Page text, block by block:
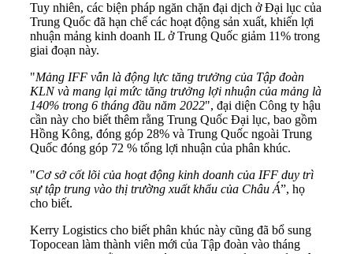
Tuy nhiên, các biện pháp ngăn chặn đại dịch ở Đại lục của
Trung Quốc đã hạn chế các hoạt động sản xuất, khiến lợi
nhuận mảng kinh doanh IL ở Trung Quốc giảm 11% trong
giai đoạn này.
"Mảng IFF vẫn là động lực tăng trưởng của Tập đoàn
KLN và mang lại mức tăng trưởng lợi nhuận của mảng là
140% trong 6 tháng đầu năm 2022", đại diện Công ty hậu
cần này cho biết thêm rằng Trung Quốc Đại lục, bao gồm
Hồng Kông, đóng góp 28% và Trung Quốc ngoài Trung
Quốc đóng góp 72 % tổng lợi nhuận của phân khúc.
"Cơ sở cốt lõi của hoạt động kinh doanh của IFF duy trì
sự tập trung vào thị trường xuất khẩu của Châu Á”, họ
cho biết.
Kerry Logistics cho biết phân khúc này cũng đã bổ sung
Topocean làm thành viên mới của Tập đoàn vào tháng